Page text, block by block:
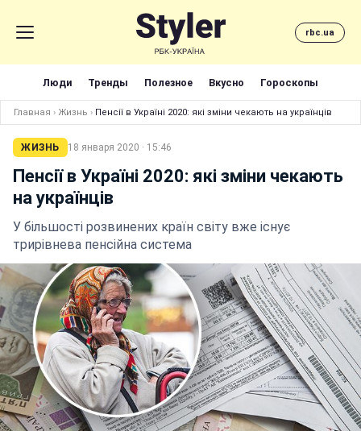
rbc.ua
Люди Тренды Полезное Вкусно Гороскопы
Главная › Жизнь › Пенсії в Україні 2020: які зміни чекають на українців
ЖИЗНЬ 18 января 2020 · 15:46
Пенсії в Україні 2020: які зміни чекають
на українців
У більшості розвинених країн світу вже існує
трирівнева пенсійна система